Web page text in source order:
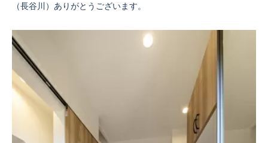
（長谷川）ありがとうございます。